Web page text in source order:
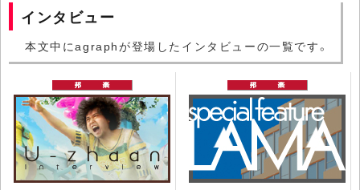
インタビュー
本文中にagraphが登場したインタビューの一覧です。